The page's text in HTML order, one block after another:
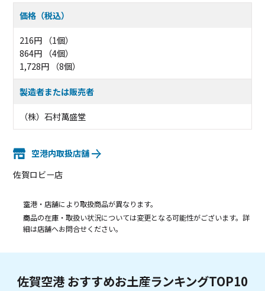
価格（税込）
216円 （1個）
864円 （4個）
1,728円 （8個）
製造者または販売者
（株）石村萬盛堂
空港内取扱店舗
佐賀ロビー店
空港・店舗により取扱商品が異なります。
商品の在庫・取扱い状況については変更となる可能性がございます。詳
細は店舗へお問合せください。
佐賀空港 おすすめお土産ランキングTOP10